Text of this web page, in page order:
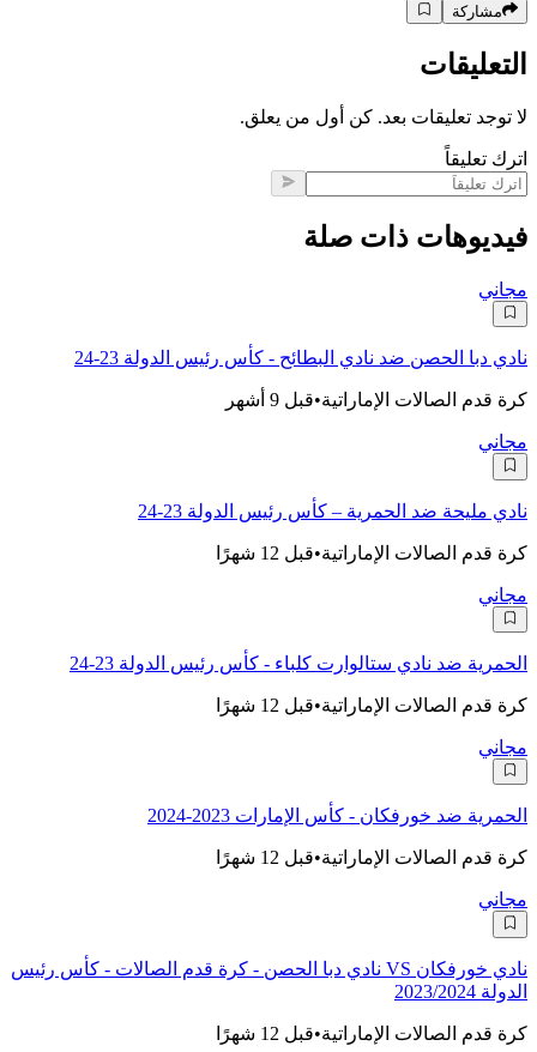
مشاركة
التعليقات
لا توجد تعليقات بعد. كن أول من يعلق.
اترك تعليقاً
فيديوهات ذات صلة
مجاني
نادي دبا الحصن ضد نادي البطائح - كأس رئيس الدولة 23-24
كرة قدم الصالات الإماراتية•قبل 9 أشهر
مجاني
نادي مليحة ضد الحمرية – كأس رئيس الدولة 23-24
كرة قدم الصالات الإماراتية•قبل 12 شهرًا
مجاني
الحمرية ضد نادي ستالوارت كلباء - كأس رئيس الدولة 23-24
كرة قدم الصالات الإماراتية•قبل 12 شهرًا
مجاني
الحمرية ضد خورفكان - كأس الإمارات 2023-2024
كرة قدم الصالات الإماراتية•قبل 12 شهرًا
مجاني
نادي خورفكان VS نادي دبا الحصن - كرة قدم الصالات - كأس رئيس
الدولة 2023/2024
كرة قدم الصالات الإماراتية•قبل 12 شهرًا